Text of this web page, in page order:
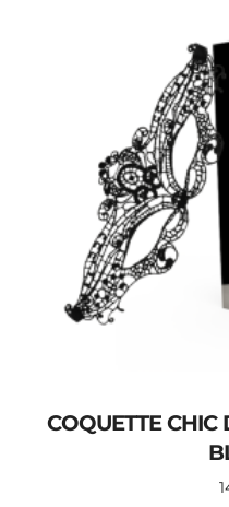
COQUETTE CHIC